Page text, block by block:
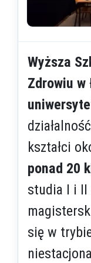
Wyższa
Zdrowiu w
kształci
ponad 20
studia I i
się w